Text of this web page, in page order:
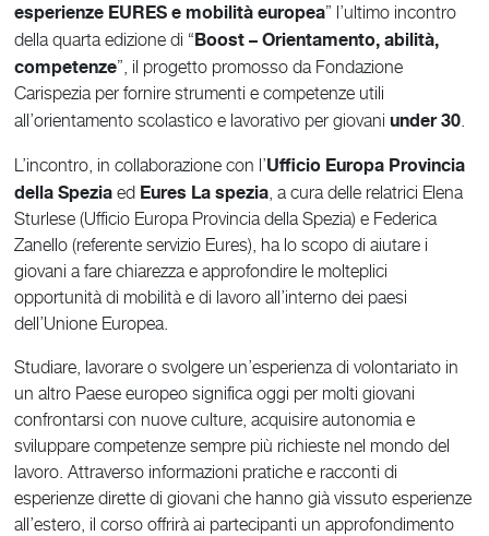
esperienze EURES e mobilità europea” l’ultimo incontro
della quarta edizione di “Boost – Orientamento, abilità,
competenze”, il progetto promosso da Fondazione
Carispezia per fornire strumenti e competenze utili
all’orientamento scolastico e lavorativo per giovaniunder 30.
L’incontro, in collaborazione con l’Ufficio Europa Provincia
della Speziaed Eures La spezia, a cura delle relatrici Elena
Sturlese (Ufficio Europa Provincia della Spezia) e Federica
Zanello (referente servizio Eures), ha lo scopo di aiutare i
giovani a fare chiarezza e approfondire le molteplici
opportunità di mobilità e di lavoro all’interno dei paesi
dell’Unione Europea.
Studiare, lavorare o svolgere un’esperienza di volontariato in
un altro Paese europeo significa oggi per molti giovani
confrontarsi con nuove culture, acquisire autonomia e
sviluppare competenze sempre più richieste nel mondo del
lavoro. Attraverso informazioni pratiche e racconti di
esperienze dirette di giovani che hanno già vissuto esperienze
all’estero, il corso offrirà ai partecipanti un approfondimento